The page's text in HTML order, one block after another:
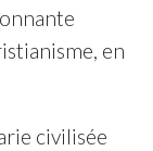
en
civilisée